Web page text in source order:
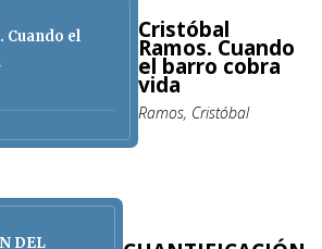
FRANCISCO S.
Cuando el
Cristóbal
Ramos. Cuando
el barro cobra
vida
Ramos, Cristóbal
DEL